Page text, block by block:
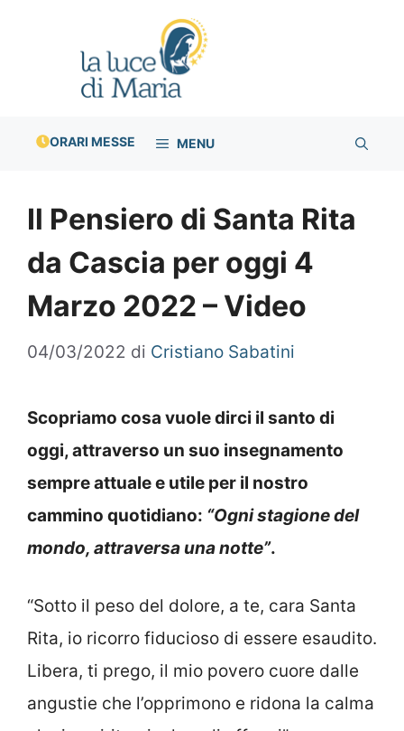
ORARI MESSE MENU
Il Pensiero di Santa Rita
da Cascia per oggi 4
Marzo 2022 – Video
04/03/2022 di Cristiano Sabatini
Scopriamo cosa vuole dirci il santo di
oggi, attraverso un suo insegnamento
sempre attuale e utile per il nostro
cammino quotidiano: “Ogni stagione del
mondo, attraversa una notte”.
“Sotto il peso del dolore, a te, cara Santa
Rita, io ricorro fiducioso di essere esaudito.
Libera, ti prego, il mio povero cuore dalle
angustie che l’opprimono e ridona la calma